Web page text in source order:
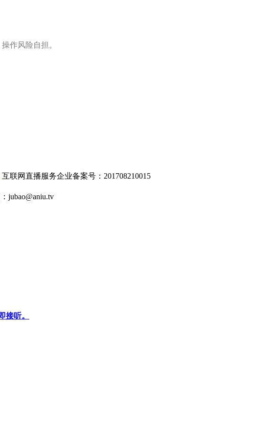
作风险自担。
互联网直播服务企业备案号：201708210015
jubao@aniu.tv
接听。